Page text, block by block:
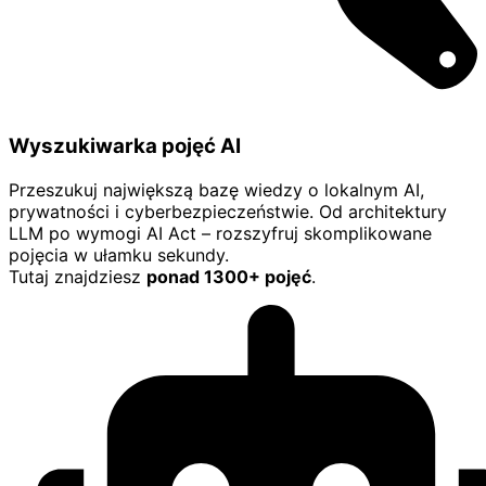
Wyszukiwarka pojęć AI
Przeszukuj największą bazę wiedzy o lokalnym AI,
prywatności i cyberbezpieczeństwie. Od architektury
LLM po wymogi AI Act – rozszyfruj skomplikowane
pojęcia w ułamku sekundy.
Tutaj znajdziesz ponad 1300+ pojęć.